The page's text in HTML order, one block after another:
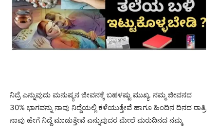
ನಿದ್ರೆ ಎನ್ನುವುದು ಮನುಷ್ಯನ ಜೀವನಕ್ಕೆ ಬಹಳಷ್ಟು ಮುಖ್ಯ. ನಮ್ಮ ಜೀವನದ
30% ಭಾಗವನ್ನು ನಾವು ನಿದ್ದೆಯಲ್ಲಿ ಕಳೆಯುತ್ತೇವೆ ಹಾಗೂ ಹಿಂದಿನ ದಿನದ ರಾತ್ರಿ
ನಾವು ಹೇಗೆ ನಿದ್ದೆ ಮಾಡುತ್ತೇವೆ ಎನ್ನುವುದರ ಮೇಲೆ ಮರುದಿನದ ನಮ್ಮ